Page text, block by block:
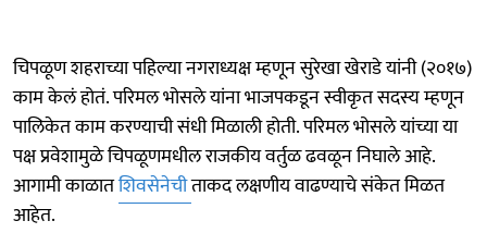
चिपळूण शहराच्या पहिल्या नगराध्यक्ष म्हणून सुरेखा खेराडे यांनी (२०१७)
काम केलं होतं. परिमल भोसले यांना भाजपकडून स्वीकृत सदस्य म्हणून
पालिकेत काम करण्याची संधी मिळाली होती. परिमल भोसले यांच्या या
पक्ष प्रवेशामुळे चिपळूणमधील राजकीय वर्तुळ ढवळून निघाले आहे.
आगामी काळातशिवसेनेचीताकद लक्षणीय वाढण्याचे संकेत मिळत
आहेत.